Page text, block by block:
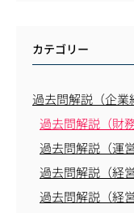
カテゴリー
過去問解説（企業
過去問解説（財
過去問解説（運
過去問解説（経
過去問解説（経